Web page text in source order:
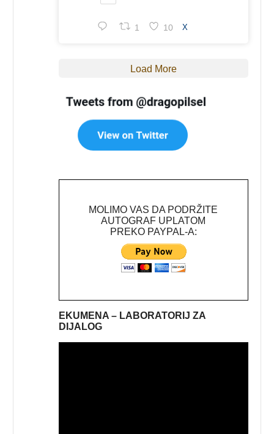
1 10 X
Load More
MOLIMO VAS DA PODRŽITE
AUTOGRAF UPLATOM
PREKO PAYPAL-A:
EKUMENA – LABORATORIJ ZA
DIJALOG